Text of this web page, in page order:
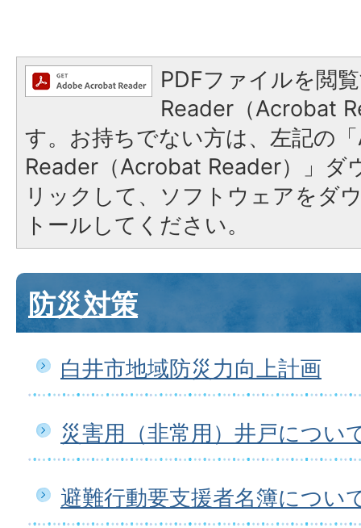
PDFファイルを閲
Reader（Acrobat
す。お持ちでない方は、左記の
Reader（Acrobat Reader）」ダ
リックして、ソフトウェアをダ
トールしてください。
防災対策
白井市地域防災力向上計画
災害用（非常用）井戸につい
避難行動要支援者名簿につい